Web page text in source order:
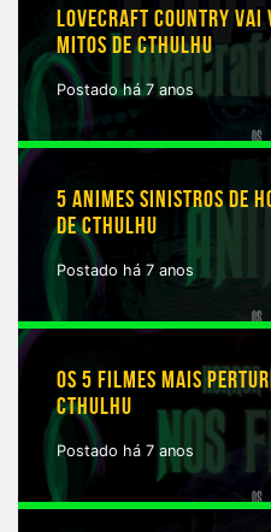
LOVECRAFT COUNTRY VAI
MITOS DE CTHULHU
Postado há 7 anos
5 ANIMES SINISTROS DE
DE CTHULHU
Postado há 7 anos
OS 5 FILMES MAIS
CTHULHU
Postado há 7 anos